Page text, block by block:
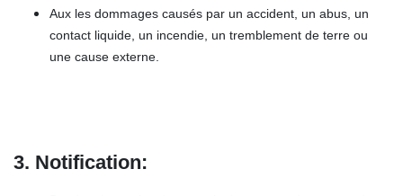
Aux les dommages causés par un accident, un abus, un
contact liquide, un incendie, un tremblement de terre ou
une cause externe.
3. Notification: